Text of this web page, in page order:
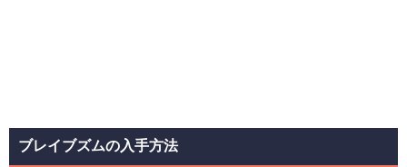
ブレイブズムの入手方法